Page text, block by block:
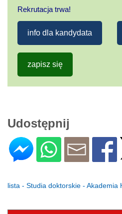
Rekrutacja trwa!
info dla kandydata
zapisz się
Udostępnij
lista - Studia doktorskie - Akademia